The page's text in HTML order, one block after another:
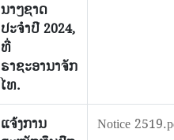
ນາໆຊາດ
ປະຈຳປີ 2024,
ທີ່
ຣາຊະອານາຈັກ
ໄທ.
ແຈ້ງການ
Notice